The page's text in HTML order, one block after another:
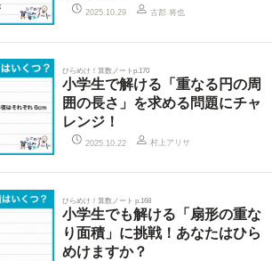
2025.10.29 古郡 将也
ひらめけ！算数ノートp.170
小学生で解ける「重なる円の周
囲の長さ」を求める問題にチャ
レンジ！
2025.10.22 村上アリサ
ひらめけ！算数ノート p.168
小学生でも解ける「扇形の重な
り面積」に挑戦！あなたはひら
めけますか？